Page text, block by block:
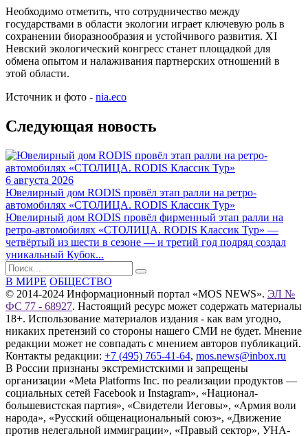
Необходимо отметить, что сотрудничество между
государствами в области экологии играет ключевую роль в
сохранении биоразнообразия и устойчивого развития. XI
Невский экологический конгресс станет площадкой для
обмена опытом и налаживания партнерских отношений в
этой области.
Источник и фото - nia.eco
Следующая новость
6 августа 2026
Ювелирный дом RODIS провёл этап ралли на ретро-
автомобилях «СТОЛИЦА. RODIS Классик Тур»
Ювелирный дом RODIS провёл фирменный этап ралли на
ретро-автомобилях «СТОЛИЦА. RODIS Классик Тур» —
четвёртый из шести в сезоне — и третий год подряд создал
уникальный Кубок...
В МИРЕ ОБЩЕСТВО
© 2014-2024 Информационный портал «MOS NEWS». ЭЛ №
ФС 77 - 68927. Настоящий ресурс может содержать материалы
18+. Использование материалов издания - как вам угодно,
никаких претензий со стороны нашего СМИ не будет. Мнение
редакции может не совпадать с мнением авторов публикаций.
Контакты редакции: +7 (495) 765-41-64, mos.news@inbox.ru
В России признаны экстремистскими и запрещены
организации «Meta Platforms Inc. по реализации продуктов —
социальных сетей Facebook и Instagram», «Национал-
большевистская партия», «Свидетели Иеговы», «Армия воли
народа», «Русский общенациональный союз», «Движение
против нелегальной иммиграции», «Правый сектор», УНА-